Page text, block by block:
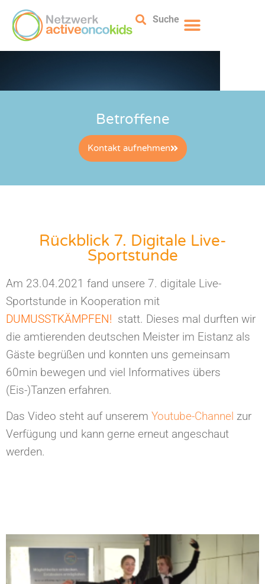
Suche
Betroffene
Kontakt aufnehmen
Rückblick 7. Digitale Live-
Sportstunde
Am 23.04.2021 fand unsere 7. digitale Live-
Sportstunde in Kooperation mit
DUMUSSTKÄMPFEN! statt. Dieses mal durften wir
die amtierenden deutschen Meister im Eistanz als
Gäste begrüßen und konnten uns gemeinsam
60min bewegen und viel Informatives übers
(Eis-)Tanzen erfahren.
Das Video steht auf unserem Youtube-Channel zur
Verfügung und kann gerne erneut angeschaut
werden.